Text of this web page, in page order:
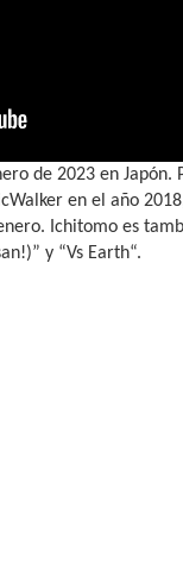
de 2023 en Japón.
en el año
Ichitomo es
y “Vs Earth“.